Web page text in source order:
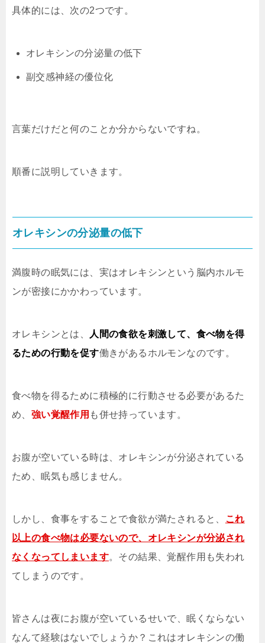
具体的には、次の2つです。
オレキシンの分泌量の低下
副交感神経の優位化
言葉だけだと何のことか分からないですね。
順番に説明していきます。
オレキシンの分泌量の低下
満腹時の眠気には、実はオレキシンという脳内ホルモ
ンが密接にかかわっています。
オレキシンとは、
人間の食欲を刺激して、食べ物を得
るための行動を促す働きがあるホルモンなのです。
食べ物を得るために積極的に行動させる必要があるた
め、 強い覚醒作用 も併せ持っています。
お腹が空いている時は、オレキシンが分泌されている
ため、眠気も感じません。
しかし、食事をすることで食欲が満たされると、 これ
以上の食べ物は必要ないので、オレキシンが分泌され
なくなってしまいます。その結果、覚醒作用も失われ
てしまうのです。
皆さんは夜にお腹が空いているせいで、眠くならない
なんて経験はないでしょうか？これはオレキシンの働